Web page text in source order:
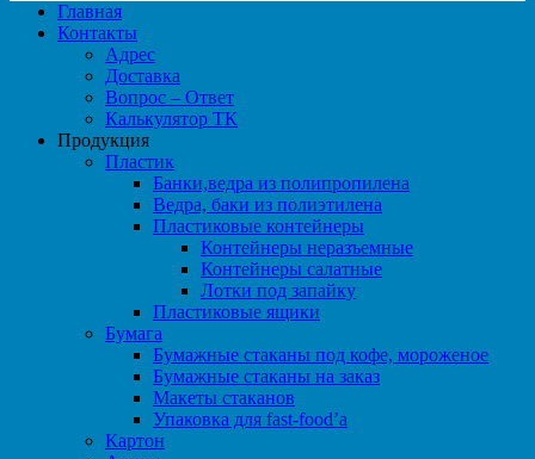
Главная
Контакты
Адрес
Доставка
Вопрос – Ответ
Калькулятор ТК
Продукция
Пластик
Банки,ведра из полипропилена
Ведра, баки из полиэтилена
Пластиковые контейнеры
Контейнеры неразъемные
Контейнеры салатные
Лотки под запайку
Пластиковые ящики
Бумага
Бумажные стаканы под кофе, мороженое
Бумажные стаканы на заказ
Макеты стаканов
Упаковка для fast-food’а
Картон